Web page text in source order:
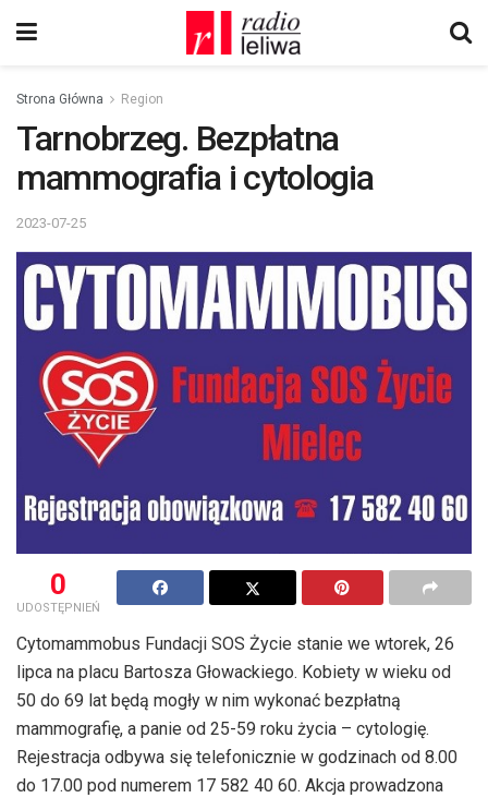
Strona Główna Region
Tarnobrzeg. Bezpłatna
mammografia i cytologia
2023-07-25
0
UDOSTĘPNIEŃ
Cytomammobus Fundacji SOS Życie stanie we wtorek, 26
lipca na placu Bartosza Głowackiego. Kobiety w wieku od
50 do 69 lat będą mogły w nim wykonać bezpłatną
mammografię, a panie od 25-59 roku życia – cytologię.
Rejestracja odbywa się telefonicznie w godzinach od 8.00
do 17.00 pod numerem 17 582 40 60. Akcja prowadzona